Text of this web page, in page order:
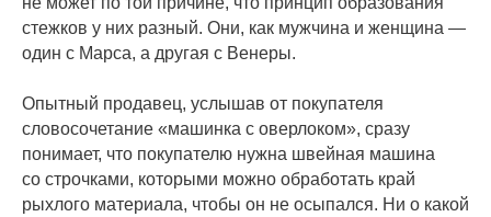
стежков у них разный. Они, как мужчина и женщина —
один с Марса, а другая с Венеры.
Опытный продавец, услышав от покупателя
словосочетание «машинка с оверлоком», сразу
понимает, что покупателю нужна швейная машина
со строчками, которыми можно обработать край
рыхлого материала, чтобы он не осыпался. Ни о какой